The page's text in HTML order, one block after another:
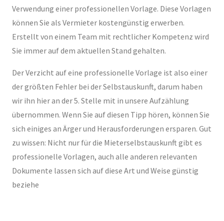
Verwendung einer professionellen Vorlage. Diese Vorlagen
können Sie als Vermieter kostengünstig erwerben.
Erstellt von einem Team mit rechtlicher Kompetenz wird
Sie immer auf dem aktuellen Stand gehalten.
Der Verzicht auf eine professionelle Vorlage ist also einer
der größten Fehler bei der Selbstauskunft, darum haben
wir ihn hier an der 5. Stelle mit in unsere Aufzählung
übernommen. Wenn Sie auf diesen Tipp hören, können Sie
sich einiges an Ärger und Herausforderungen ersparen. Gut
zu wissen: Nicht nur für die Mieterselbstauskunft gibt es
professionelle Vorlagen, auch alle anderen relevanten
Dokumente lassen sich auf diese Art und Weise günstig
beziehe